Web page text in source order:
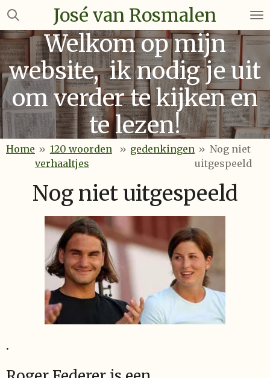
Ga
naar
de
hoofdinhoud
José van Rosmalen
Welkom op mijn
website, ik nodig je uit
om verder te kijken en
te lezen!
Home » 120 woorden
verhaaltjes
» gedenkingen » Nog niet
uitgespeeld
Nog niet uitgespeeld
.